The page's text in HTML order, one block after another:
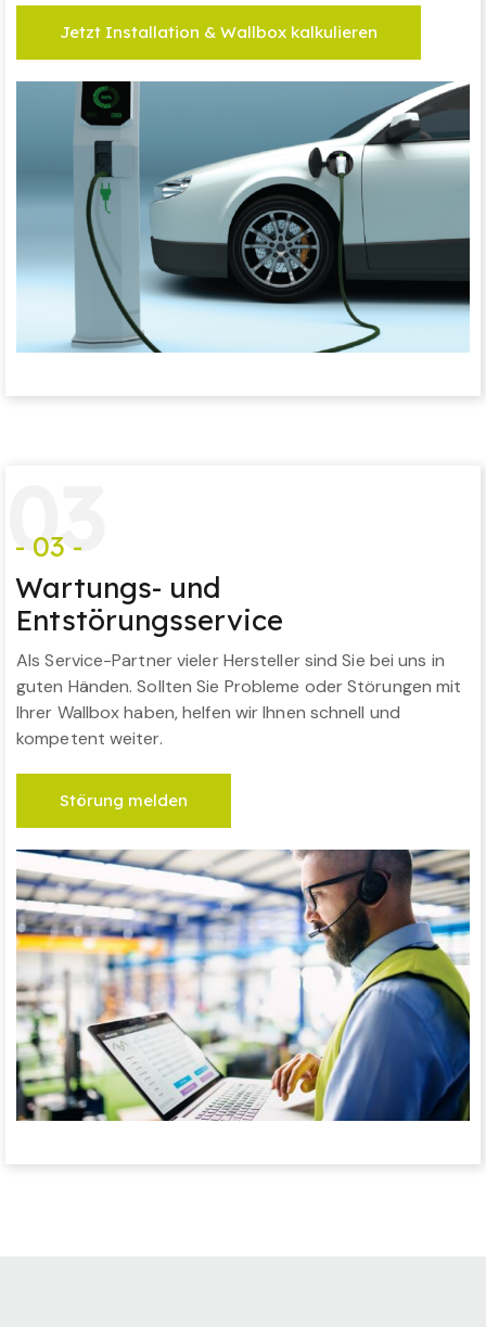
Jetzt Installation & Wallbox kalkulieren
03
- 03 -
Wartungs- und
Entstörungsservice
Als Service-Partner vieler Hersteller sind Sie bei uns in
guten Händen. Sollten Sie Probleme oder Störungen mit
Ihrer Wallbox haben, helfen wir Ihnen schnell und
kompetent weiter.
Störung melden